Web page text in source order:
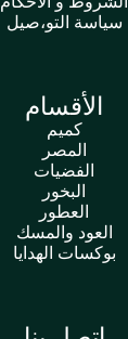
سياسة التو،صيل
الأقسام
كميم
المصر
الفضيات
البخور
العطور
العود والمسك
بوكسات الهدايا